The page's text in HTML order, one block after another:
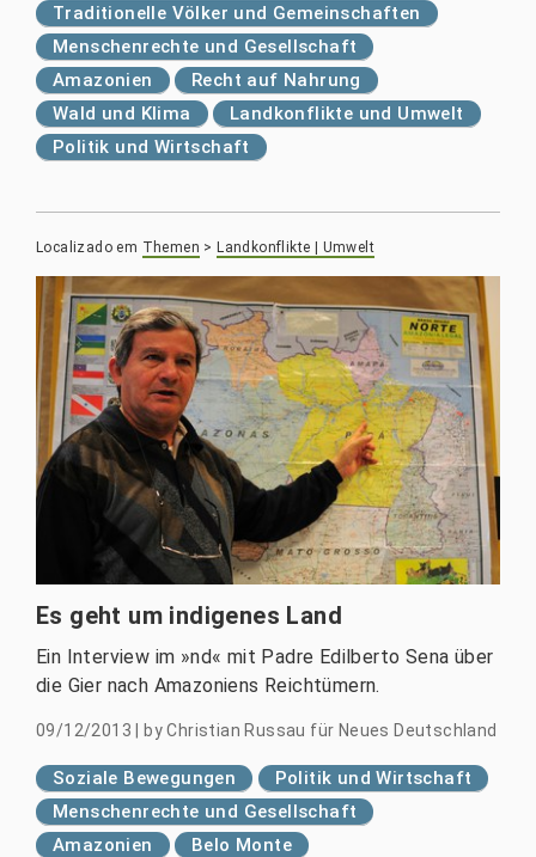
Traditionelle Völker und Gemeinschaften
Menschenrechte und Gesellschaft
Amazonien
Recht auf Nahrung
Wald und Klima
Landkonflikte und Umwelt
Politik und Wirtschaft
Localizado em Themen >Landkonflikte | Umwelt
Es geht um indigenes Land
Ein Interview im »nd« mit Padre Edilberto Sena über
die Gier nach Amazoniens Reichtümern.
09/12/2013 byChristian Russau für Neues Deutschland
Soziale Bewegungen
Politik und Wirtschaft
Menschenrechte und Gesellschaft
Amazonien
Belo Monte